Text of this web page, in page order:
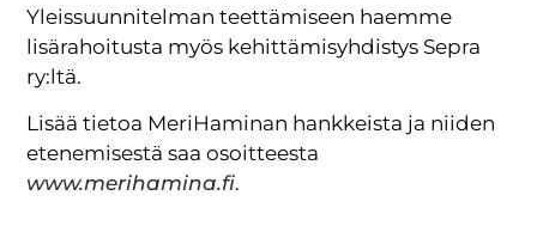
Yleissuunnitelman teettämiseen haemme
lisärahoitusta myös kehittämisyhdistys Sepra
ry:ltä.
Lisää tietoa MeriHaminan hankkeista ja niiden
etenemisestä saa osoitteesta
www.merihamina.fi.